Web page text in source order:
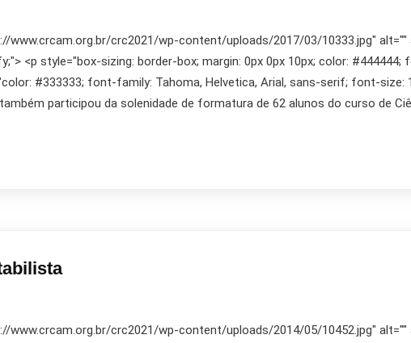
crc2021/wp-content/uploads/2017/03/10333.jpg" alt=""
<p style="box-sizing: border-box; margin: 0px 0px 10px; color: #444444;
#333333; font-family: Tahoma, Helvetica, Arial, sans-serif; font-size:
participou da solenidade de formatura de 62 alunos do curso de
crc2021/wp-content/uploads/2014/05/10452.jpg" alt=""